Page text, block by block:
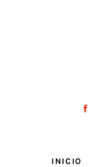
INICIO